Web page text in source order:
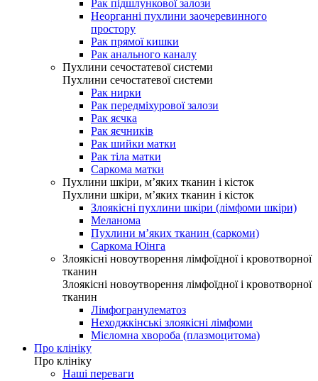
Рак підшлункової залози
Неорганні пухлини заочеревинного
простору
Рак прямої кишки
Рак анального каналу
Пухлини сечостатевої системи
Пухлини сечостатевої системи
Рак нирки
Рак передміхурової залози
Рак яєчка
Рак яєчників
Рак шийки матки
Рак тіла матки
Саркома матки
Пухлини шкіри, м’яких тканин і кісток
Пухлини шкіри, м’яких тканин і кісток
Злоякісні пухлини шкіри (лімфоми шкіри)
Меланома
Пухлини м’яких тканин (саркоми)
Саркома Юінга
Злоякісні новоутворення лімфоїдної і кровотворної
тканин
Злоякісні новоутворення лімфоїдної і кровотворної
тканин
Лімфогранулематоз
Неходжкінські злоякісні лімфоми
Мієломна хвороба (плазмоцитома)
Про клініку
Про клініку
Наші переваги